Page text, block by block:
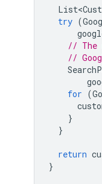
try (
// The
//
for (
}
}
return
}